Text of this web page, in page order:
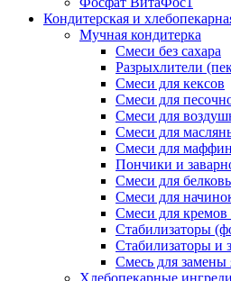
Кондитерская и
Мучная кондитерка
Смеси без сахара
Разрыхлители
Смеси для кексов
Смеси для
Смеси для
Смеси для
Смеси для
Пончики и
Cмеси для
Смеси для
Смеси для
Стабилизаторы
Стабилизаторы и
Смесь для замены